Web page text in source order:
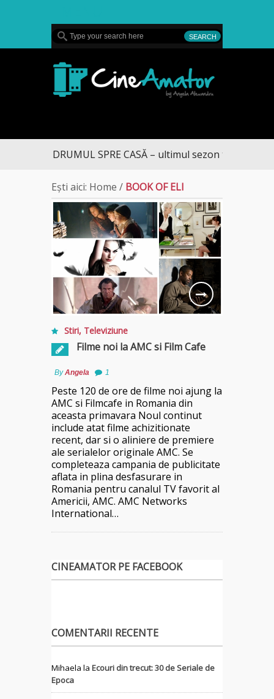
DRUMUL SPRE CASĂ – ultimul sezon te aduce la
Ești aici: Home / BOOK OF ELI
Stiri, Televiziune
Filme noi la AMC si Film Cafe
ByAngela 1
Peste 120 de ore de filme noi ajung la
AMC si Filmcafe in Romania din
aceasta primavara Noul continut
include atat filme achizitionate
recent, dar si o aliniere de premiere
ale serialelor originale AMC. Se
completeaza campania de publicitate
aflata in plina desfasurare in
Romania pentru canalul TV favorit al
Americii, AMC. AMC Networks
International…
CINEAMATOR PE FACEBOOK
COMENTARII RECENTE
Mihaela la Ecouri din trecut: 30 de Seriale de
Epoca